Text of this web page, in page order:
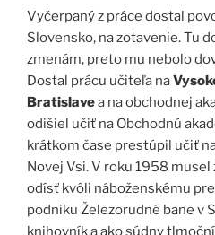
Vyčerpaný z práce dostal
Slovensko, na zotavenie. Tu
zmenám, preto mu nebolo
Dostal prácu učiteľa na
Bratislavea na obchodnej
odišiel učiť na Obchodnú
krátkom čase prestúpil učiť
Novej Vsi. V roku 1958
odísť kvôli náboženskému
podniku Železorudné bane v
knihovník a ako súdny